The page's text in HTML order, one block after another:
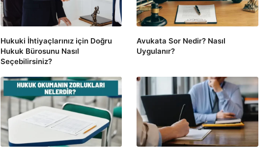
Hukuki İhtiyaçlarınız için Doğru
Hukuk Bürosunu Nasıl
Seçebilirsiniz?
Avukata Sor Nedir? Nasıl
Uygulanır?